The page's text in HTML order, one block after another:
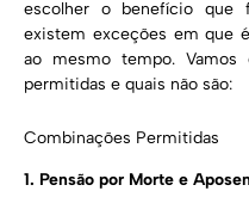
escolher o benefício que
existem exceções em que
ao mesmo tempo. Vamos
permitidas e quais não são:
Combinações Permitidas
1. Pensão por Morte e